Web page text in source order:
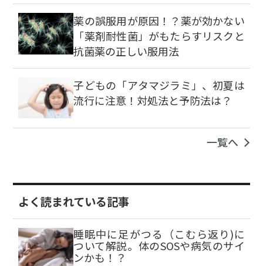
薬の誤服用が原因！？薬が効かない
「薬剤耐性菌」がもたらすリスクと
抗菌薬の正しい服用法
子どもの「アタマジラミ」、初夏は
流行に注意！対処法と予防法は？
一覧へ
よく読まれている記事
睡眠中に足がつる（こむら返り)に
ついて解説。体のSOSや病気のサイ
ンかも！？